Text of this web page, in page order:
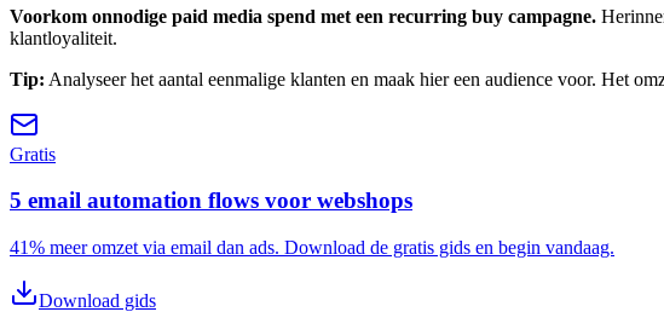
Voorkom onnodige paid media spend met een recurring buy campagne.
klantloyaliteit.
Tip: Analyseer het aantal eenmalige klanten en maak hier een audience voor. Het
Gratis
5 email automation flows voor webshops
41% meer omzet via email dan ads. Download de gratis gids en begin vandaag.
Download gids